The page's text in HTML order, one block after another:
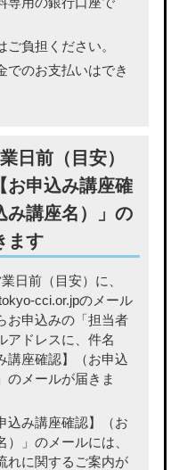
ご負担ください。
でのお支払いはでき
日前（目安）
お申込み講座確
み講座名）」の
ます
日前（目安）に、
cci.or.jpのメール
お申込みの「担当者
アドレスに、件名
講座確認】（お申込
のメールが届きま
込み講座確認】（お
）」のメールには、
れに関するご案内が